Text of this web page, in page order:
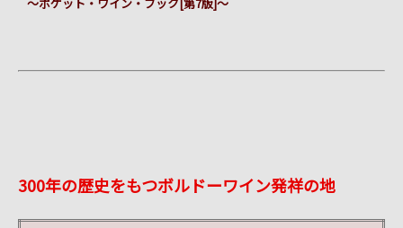
300年の歴史をもつボルドーワイン発祥の地